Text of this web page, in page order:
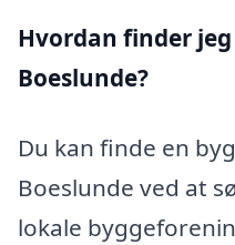
Hvordan finder
Boeslunde?
Du kan finde en
Boeslunde ved at
lokale